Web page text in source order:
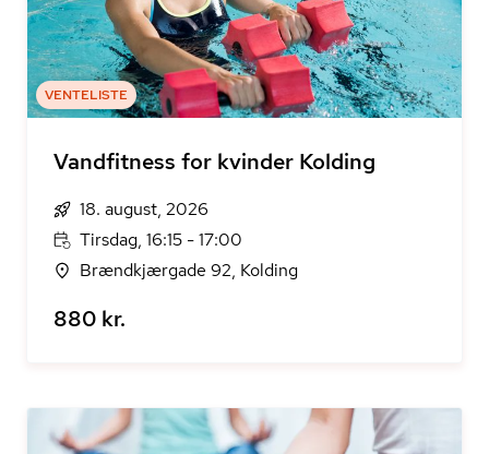
VENTELISTE
Vandfitness for kvinder Kolding
18. august, 2026
Tirsdag, 16:15 - 17:00
Brændkjærgade 92, Kolding
880 kr.